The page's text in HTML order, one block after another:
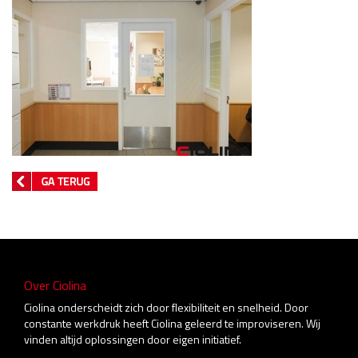
Over Ciolina
Ciolina onderscheidt zich door flexibiliteit en snelheid. Door
constante werkdruk heeft Ciolina geleerd te improviseren. Wij
vinden altijd oplossingen door eigen initiatief.